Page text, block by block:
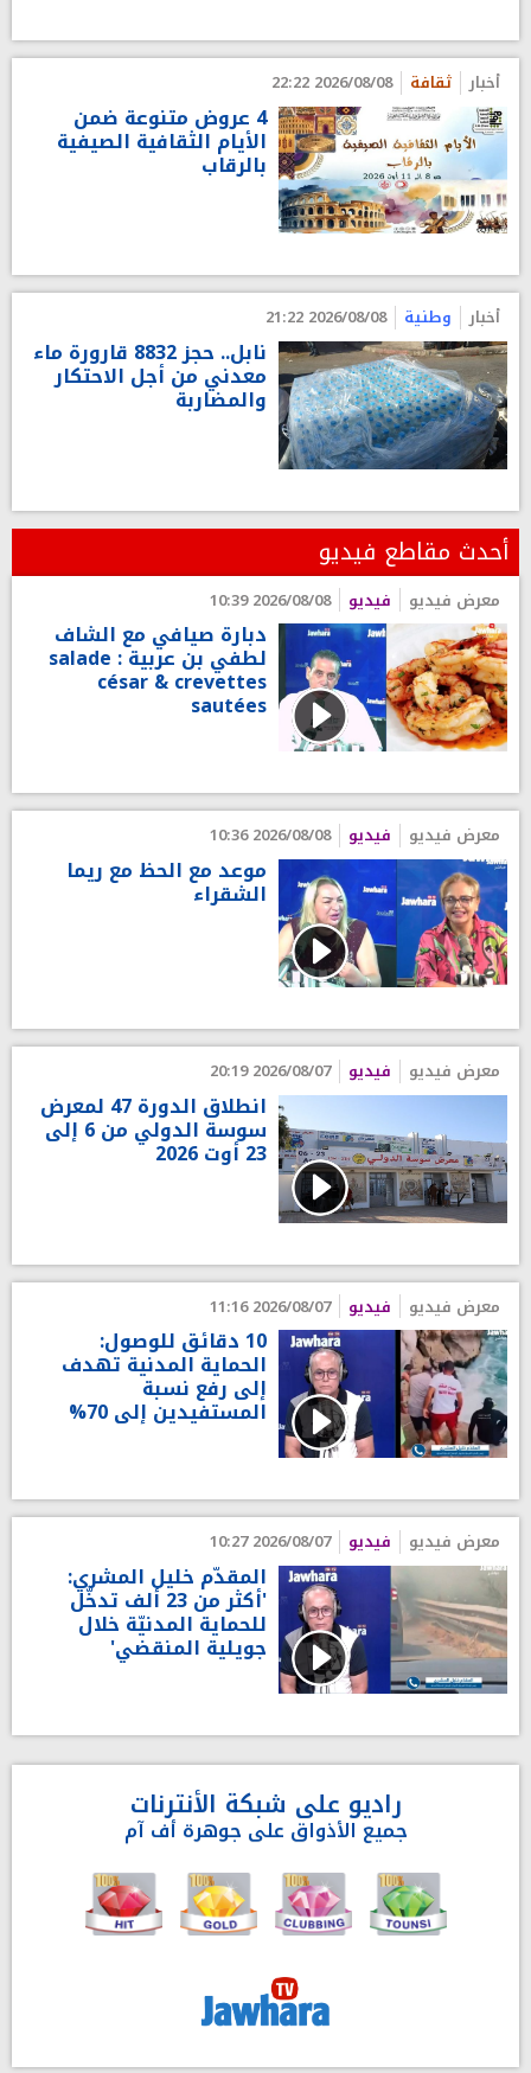
أخبار ثقافة 2026/08/08 22:22
4 عروض متنوعة ضمن
الأيام الثقافية الصيفية
بالرقاب
أخبار وطنية 2026/08/08 21:22
نابل.. حجز 8832 قارورة ماء
معدني من أجل الاحتكار
والمضاربة
أحدث مقاطع فيديو
معرض فيديو فيديو 2026/08/08 10:39
دبارة صيافي مع الشاف
لطفي بن عربية : salade
césar & crevettes
sautées
معرض فيديو فيديو 2026/08/08 10:36
موعد مع الحظ مع ريما
الشقراء
معرض فيديو فيديو 2026/08/07 20:19
انطلاق الدورة 47 لمعرض
سوسة الدولي من 6 إلى
23 أوت 2026
معرض فيديو فيديو 2026/08/07 11:16
10 دقائق للوصول:
الحماية المدنية تهدف
إلى رفع نسبة
المستفيدين إلى 70%
معرض فيديو فيديو 2026/08/07 10:27
المقدّم خليل المشري:
'أكثر من 23 ألف تدخّل
للحماية المدنيّة خلال
جويلية المنقضي'
راديو على شبكة الأنترنات
جميع الأذواق على جوهرة أف آم